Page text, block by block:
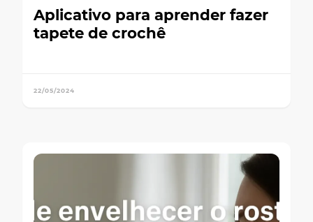
Aplicativo para aprender fazer
tapete de crochê
22/05/2024